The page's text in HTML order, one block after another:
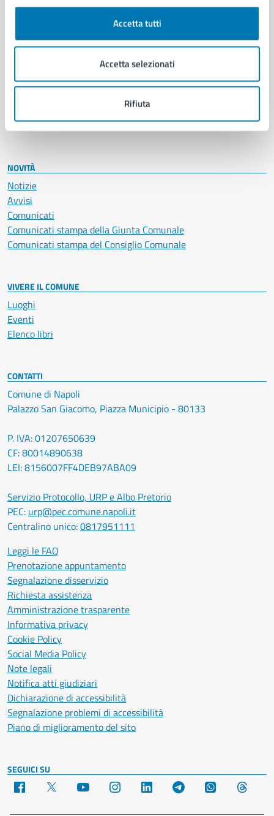
Accetta tutti
Accetta selezionati
Rifiuta
Autorizzazioni
Documenti e certificati
Educazione e formazione
Giustizia e sicurezza pubblica
Imprese e commercio
Salute, benessere e assistenza
Vita lavorativa
NOVITÀ
Notizie
Avvisi
Comunicati
Comunicati stampa della Giunta Comunale
Comunicati stampa del Consiglio Comunale
VIVERE IL COMUNE
Luoghi
Eventi
Elenco libri
CONTATTI
Comune di Napoli
Palazzo San Giacomo, Piazza Municipio - 80133
P. IVA: 01207650639
CF: 80014890638
LEI: 8156007FF4DEB97ABA09
Servizio Protocollo, URP e Albo Pretorio
PEC: urp@pec.comune.napoli.it
Centralino unico:0817951111
Leggi le FAQ
Prenotazione appuntamento
Segnalazione disservizio
Richiesta assistenza
Amministrazione trasparente
Informativa privacy
Cookie Policy
Social Media Policy
Note legali
Notifica atti giudiziari
Dichiarazione di accessibilità
Segnalazione problemi di accessibilità
Piano di miglioramento del sito
SEGUICI SU
Facebook YouTube Instagram LinkedIn Telegram WhatsApp